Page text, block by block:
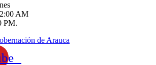
AM
PM.
de Arauca